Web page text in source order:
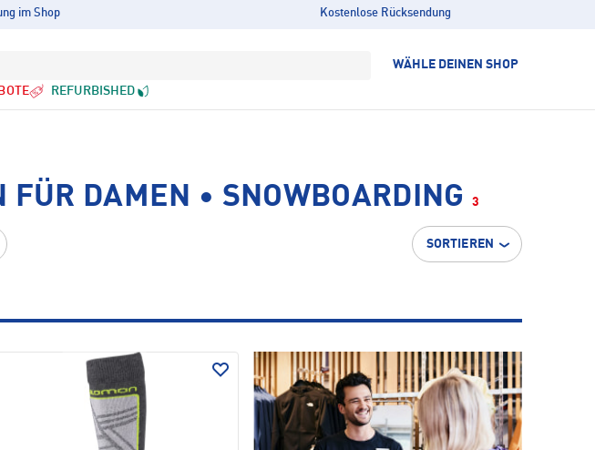
im Shop Kostenlose Rücksendung
WÄHLE DEINEN SHOP
REFURBISHED
DAMEN • SNOWBOARDING 3
SORTIEREN